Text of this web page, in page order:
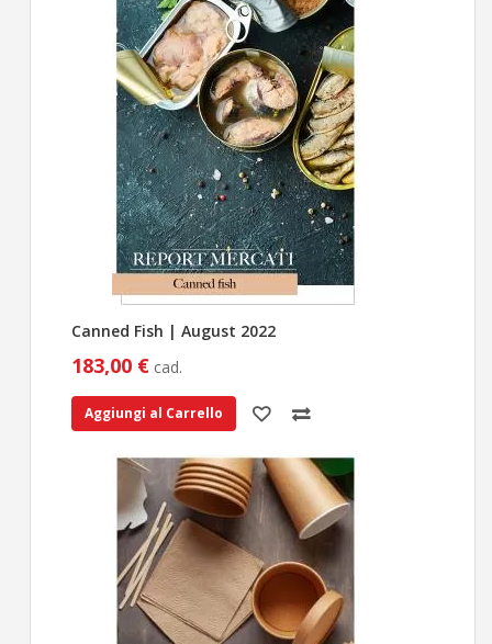
Canned Fish | August 2022
183,00 € cad.
Aggiungi al Carrello